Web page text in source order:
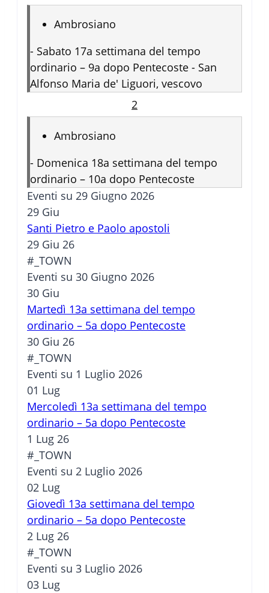
Ambrosiano
- Sabato 17a settimana del tempo
ordinario – 9a dopo Pentecoste - San
Alfonso Maria de' Liguori, vescovo
2
Ambrosiano
- Domenica 18a settimana del tempo
ordinario – 10a dopo Pentecoste
Eventi su 29 Giugno 2026
29 Giu
Santi Pietro e Paolo apostoli
29 Giu 26
#_TOWN
Eventi su 30 Giugno 2026
30 Giu
Martedì 13a settimana del tempo
ordinario – 5a dopo Pentecoste
30 Giu 26
#_TOWN
Eventi su 1 Luglio 2026
01 Lug
Mercoledì 13a settimana del tempo
ordinario – 5a dopo Pentecoste
1 Lug 26
#_TOWN
Eventi su 2 Luglio 2026
02 Lug
Giovedì 13a settimana del tempo
ordinario – 5a dopo Pentecoste
2 Lug 26
#_TOWN
Eventi su 3 Luglio 2026
03 Lug